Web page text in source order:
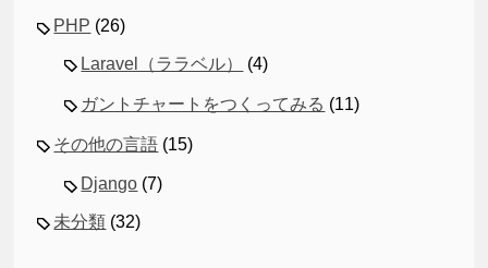
PHP (26)
Laravel（ララベル） (4)
ガントチャートをつくってみる (11)
その他の言語 (15)
Django (7)
未分類 (32)